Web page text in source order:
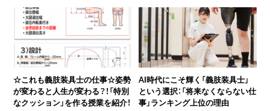
☆これも義肢装具士の仕事☆姿勢
が変わると人生が変わる？！「特別
なクッション」を作る授業を紹介！
AI時代にこそ輝く「義肢装具士」
という選択：「将来なくならない仕
事」ランキング上位の理由